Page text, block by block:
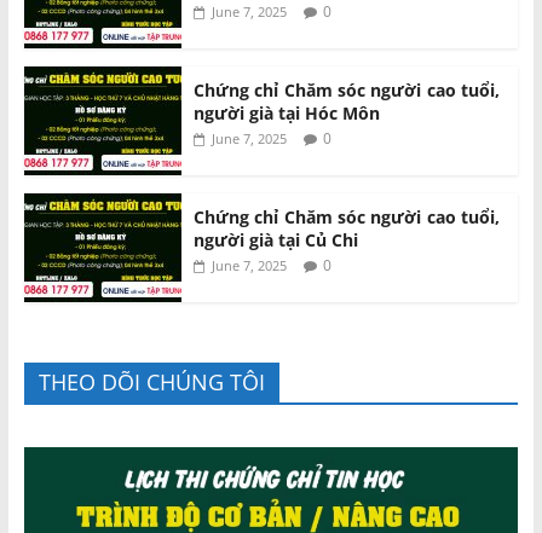
June 7, 2025 0
Chứng chỉ Chăm sóc người cao tuổi,
người già tại Hóc Môn
June 7, 2025 0
Chứng chỉ Chăm sóc người cao tuổi,
người già tại Củ Chi
June 7, 2025 0
THEO DÕI CHÚNG TÔI